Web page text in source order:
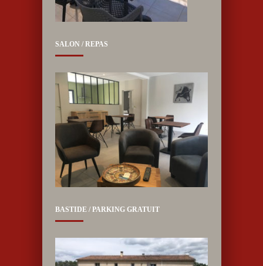
SALON / REPAS
BASTIDE / PARKING GRATUIT